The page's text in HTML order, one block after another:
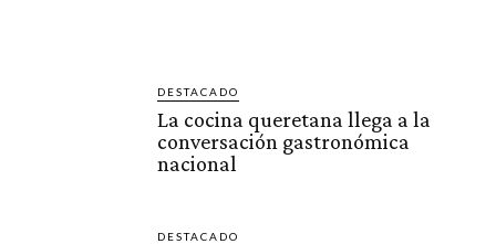
DESTACADO
La cocina queretana llega a la
conversación gastronómica
nacional
DESTACADO